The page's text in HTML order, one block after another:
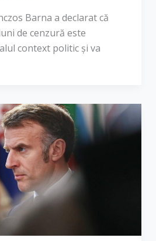
Barna a declarat că
de cenzură este
context politic și va